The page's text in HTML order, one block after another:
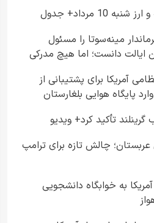
مرداد+ جدول
مینه‌سوتا را مسئول
ایالت دانست؛ اما هیچ مدرکی
آمریکا برای پشتیبانی از
پایگاه هوایی بلغارستان
تأکید کرد+ ویدیو
چالش تازه برای ترامپ
به خوابگاه دانشجویی